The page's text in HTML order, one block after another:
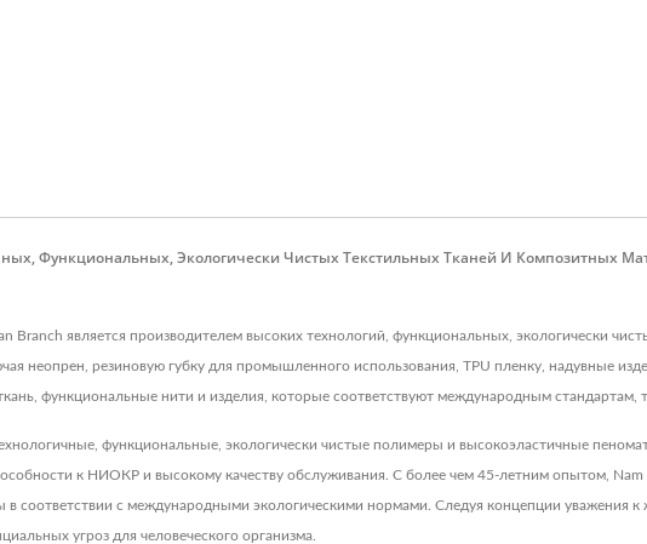
Функциональных, Экологически Чистых Текстильных Тканей И Композитных
Branch является производителем высоких технологий, функциональных, экологически
неопрен, резиновую губку для промышленного использования, TPU пленку, надувные
функциональные нити и изделия, которые соответствуют международным стандартам,
функциональные, экологически чистые полимеры и высокоэластичные
к НИОКР и высокому качеству обслуживания. С более чем 45-летним опытом,
соответствии с международными экологическими нормами. Следуя концепции уважения к
угроз для человеческого организма.